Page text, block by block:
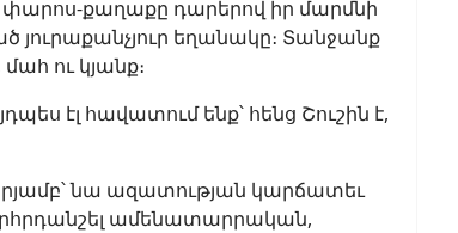
քաղաքը դարերով իր մարմնի
յուրաքանչյուր եղանակը։ Տանջանք
ու կյանք։
էլ հավատում ենք՝ հենց Շուշին է,
նա ազատության կարճատեւ
ամենատարրական,